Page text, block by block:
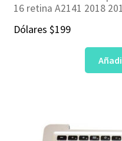
16 retina A2141 2018
Dólares $199